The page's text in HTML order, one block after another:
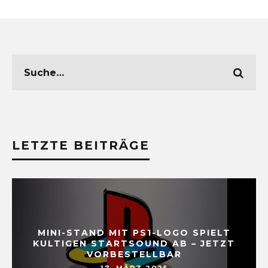
LETZTE BEITRÄGE
MINI-STAND MIT PS1-LOGO SPIELT
KULTIGEN STARTSOUND AB – JETZT
VORBESTELLBAR